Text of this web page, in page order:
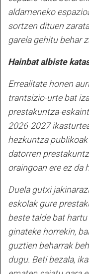
aldameneko
sortzen dituen
garela gehitu behar
Hainbat albiste
Errealitate honen
trantsizio-urte bat
prestakuntza-
2026-2027
hezkuntza
datorren
oraingoan ere ez da
Duela gutxi
eskolak gure
beste talde bat
ginateke horrekin,
guztien beharrak
dugu. Beti bezala,